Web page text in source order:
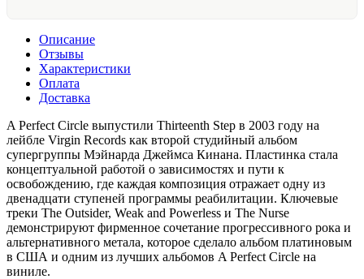
Описание
Отзывы
Характеристики
Оплата
Доставка
A Perfect Circle выпустили Thirteenth Step в 2003 году на
лейбле Virgin Records как второй студийный альбом
супергруппы Мэйнарда Джеймса Кинана. Пластинка стала
концептуальной работой о зависимостях и пути к
освобождению, где каждая композиция отражает одну из
двенадцати ступеней программы реабилитации. Ключевые
треки The Outsider, Weak and Powerless и The Nurse
демонстрируют фирменное сочетание прогрессивного рока и
альтернативного метала, которое сделало альбом платиновым
в США и одним из лучших альбомов A Perfect Circle на
виниле.